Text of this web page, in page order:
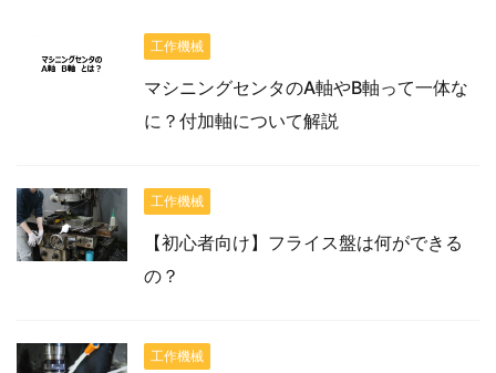
工作機械
マシニングセンタのA軸やB軸って一体な
に？付加軸について解説
工作機械
【初心者向け】フライス盤は何ができる
の？
工作機械